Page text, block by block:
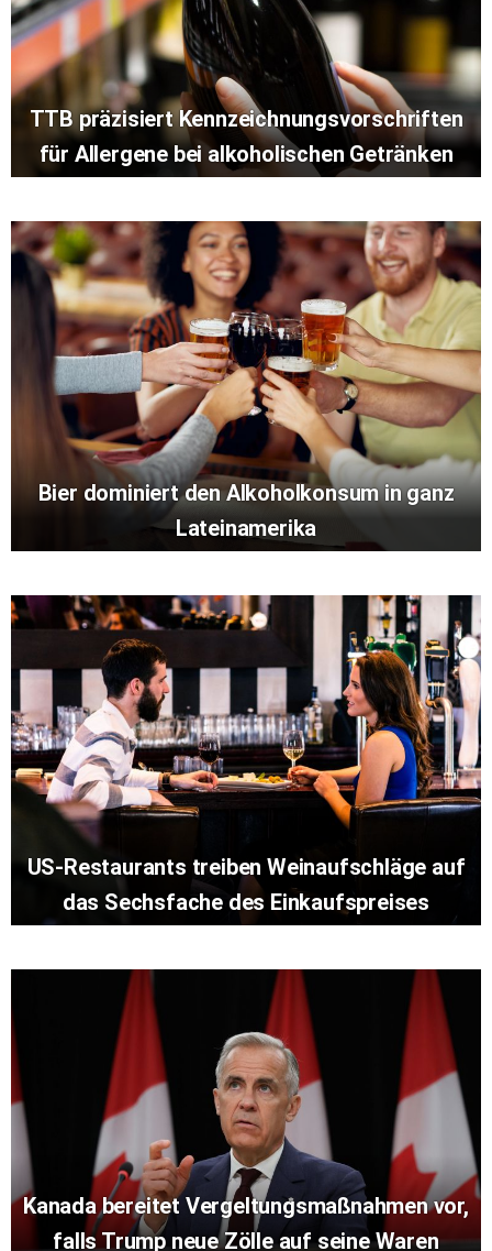
TTB präzisiert Kennzeichnungsvorschriften
für Allergene bei alkoholischen Getränken
Bier dominiert den Alkoholkonsum in ganz
Lateinamerika
US-Restaurants treiben Weinaufschläge auf
das Sechsfache des Einkaufspreises
Kanada bereitet Vergeltungsmaßnahmen vor,
falls Trump neue Zölle auf seine Waren